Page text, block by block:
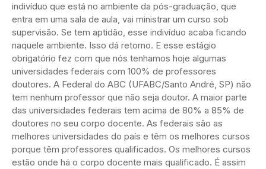
indivíduo que está no ambiente da pós-graduação, que
entra em uma sala de aula, vai ministrar um curso sob
supervisão. Se tem aptidão, esse indivíduo acaba ficando
naquele ambiente. Isso dá retorno. E esse estágio
obrigatório fez com que nós tenhamos hoje algumas
universidades federais com 100% de professores
doutores. A Federal do ABC (UFABC/Santo André, SP) não
tem nenhum professor que não seja doutor. A maior parte
das universidades federais tem acima de 80% a 85% de
doutores no seu corpo docente. As federais são as
melhores universidades do país e têm os melhores cursos
porque têm professores qualificados. Os melhores cursos
estão onde há o corpo docente mais qualificado. É assim